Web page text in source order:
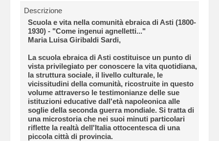
Descrizione
Scuola e vita nella comunità ebraica di Asti (1800-
1930) - "Come ingenui agnelletti..."
Maria Luisa Giribaldi Sardi,
La scuola ebraica di Asti costituisce un punto di
vista privilegiato per conoscere la vita quotidiana,
la struttura sociale, il livello culturale, le
vicissitudini della comunità, ricostruite in questo
volume attraverso le testimonianze delle sue
istituzioni educative dall'età napoleonica alle
soglie della seconda guerra mondiale. Si tratta di
una microstoria che nei suoi minuti particolari
riflette la realtà dell'Italia ottocentesca di una
piccola città di provincia.